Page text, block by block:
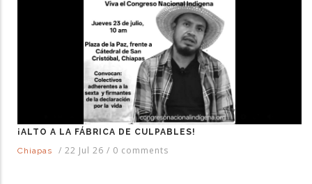
¡ALTO A LA FÁBRICA DE CULPABLES!
Chiapas
/ 22 Jul 26 / 0 comments